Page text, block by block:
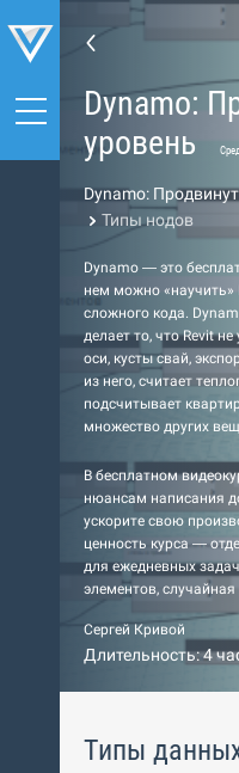
Dynamo:
уровень
Dynamo:
Типы нодов
Dynamo — это
нем можно
сложного кода.
делает то, что Revit
оси, кусты свай,
из него, считает
подсчитывает
множество других
В бесплатном
нюансам написания
ускорите свою
ценность курса —
для ежедневных
элементов,
Сергей Кривой
Длительность: 4
Типы